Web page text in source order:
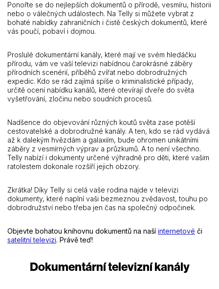
Ponořte se do nejlepších dokumentů o přírodě, vesmíru, historii
nebo o válečných událostech. Na Telly si můžete vybrat z
bohaté nabídky zahraničních i čistě českých dokumentů, které
vás poučí, pobaví i dojmou.
Proslulé dokumentární kanály, které mají ve svém hledáčku
přírodu, vám ve vaší televizi nabídnou čarokrásné záběry
přírodních scenérií, příběhů zvířat nebo dobrodružných
expedic. Kdo se rád zajímá spíše o kriminalistické případy,
určitě ocení nabídku kanálů, které otevírají dveře do světa
vyšetřování, zločinu nebo soudních procesů.
Nadšence do objevování různých koutů světa zase potěší
cestovatelské a dobrodružné kanály. A ten, kdo se rád vydává
až k dalekým hvězdám a galaxiím, bude ohromen unikátními
záběry z vesmírných výprav a průzkumů. A to není všechno.
Telly nabízí i dokumenty určené výhradně pro děti, které vašim
ratolestem dokonale rozšíří jejich obzory.
Zkrátka! Díky Telly si celá vaše rodina najde v televizi
dokumenty, které naplní vaši bezmeznou zvědavost, touhu po
dobrodružství nebo třeba jen čas na společný odpočinek.
Objevte bohatou knihovnu dokumentů na naší internetové či
satelitní televizi. Právě teď!
Dokumentární televizní kanály